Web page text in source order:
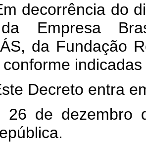
decorrência do
Empresa
da Fundação
Decreto entra
26 de dezembro